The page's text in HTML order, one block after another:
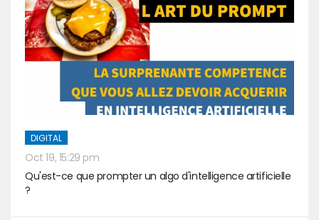
DIGITAL
Oct 19, 15:29 pm
Qu'est-ce que prompter un algo d'intelligence artificielle
?